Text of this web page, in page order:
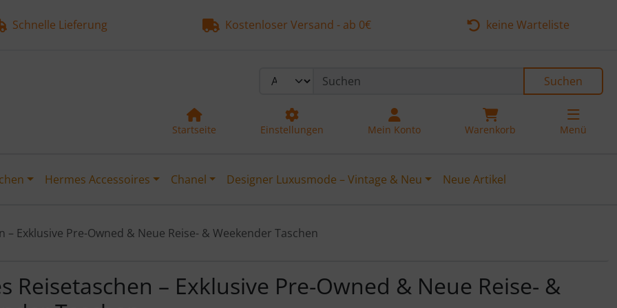
Schnelle Lieferung Kostenloser Versand - ab 0€ keine Warteliste
Suchen
Startseite Einstellungen Mein Konto Warenkorb Menü
Hermes Accessoires Chanel Designer Luxusmode – Vintage & Neu Neue Artikel
– Exklusive Pre-Owned & Neue Reise- & Weekender Taschen
Reisetaschen – Exklusive Pre-Owned & Neue Reise- &